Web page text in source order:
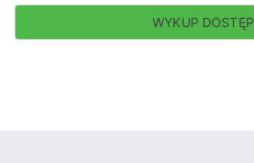
WYKUP DOSTĘP